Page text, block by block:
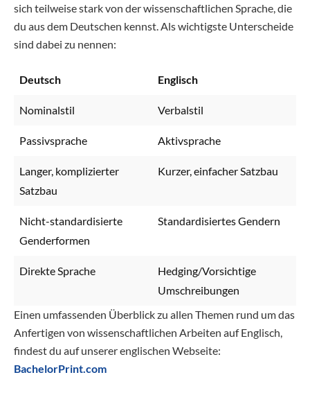
sich teilweise stark von der wissenschaftlichen Sprache, die
du aus dem Deutschen kennst. Als wichtigste Unterscheide
sind dabei zu nennen:
Deutsch Englisch
Nominalstil Verbalstil
Passivsprache Aktivsprache
Langer, komplizierter
Satzbau
Kurzer, einfacher Satzbau
Nicht-standardisierte
Genderformen
Standardisiertes Gendern
Direkte Sprache
Hedging/Vorsichtige
Umschreibungen
Einen umfassenden Überblick zu allen Themen rund um das
Anfertigen von wissenschaftlichen Arbeiten auf Englisch,
findest du auf unserer englischen Webseite:
BachelorPrint.com